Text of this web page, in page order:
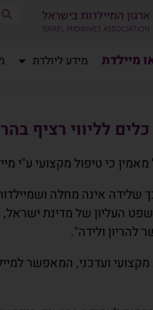
מיילדת מידע ליולדת
לליווי רציף בהריון
כי טיפול מקצועי ע"י
שלידה אינה מחלה
העליון של מדינת
להריון ולידה".
ועדכני, המאפשר